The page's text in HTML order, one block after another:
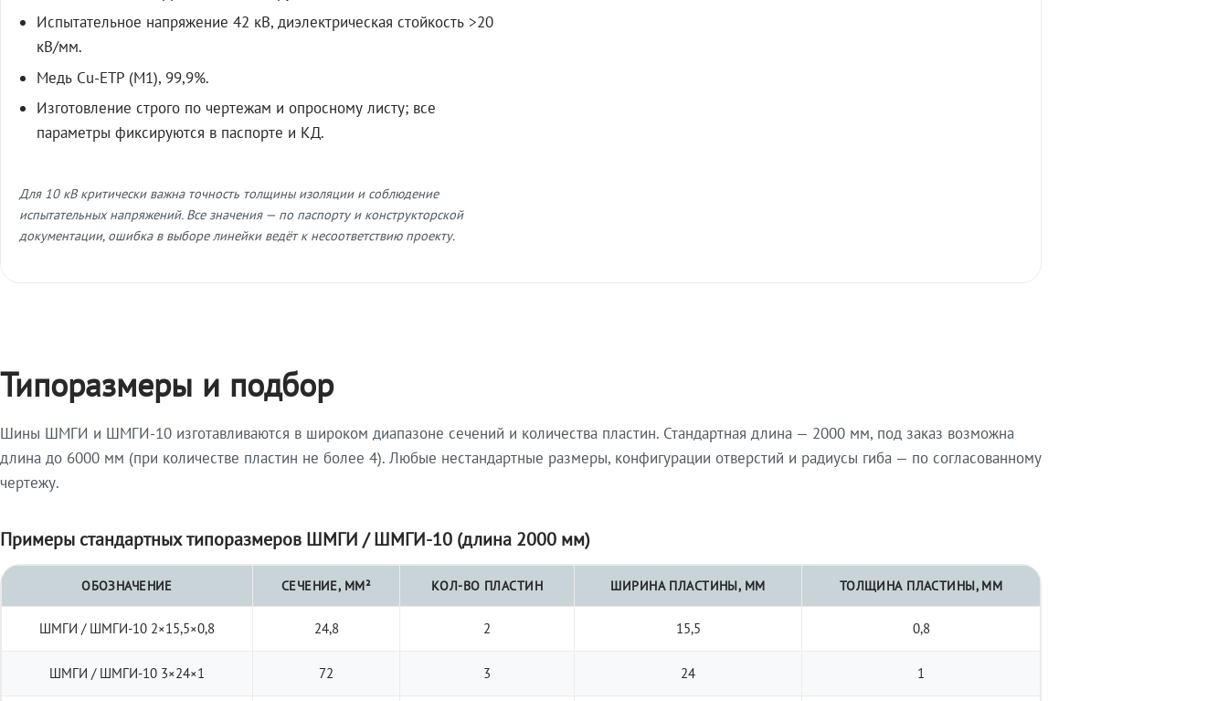
Испытательное напряжение 42 кВ, диэлектрическая стойкость >20
кВ/мм.
Медь Cu-ETP (M1), 99,9%.
Изготовление строго по чертежам и опросному листу; все
параметры фиксируются в паспорте и КД.
Для 10 кВ критически важна точность толщины изоляции и соблюдение
испытательных напряжений. Все значения — по паспорту и конструкторской
документации, ошибка в выборе линейки ведёт к несоответствию проекту.
Типоразмеры и подбор
Шины ШМГИ и ШМГИ-10 изготавливаются в широком диапазоне сечений и количества пластин. Стандартная длина — 2000 мм, под заказ возможна
длина до 6000 мм (при количестве пластин не более 4). Любые нестандартные размеры, конфигурации отверстий и радиусы гиба — по согласованному
чертежу.
Примеры стандартных типоразмеров ШМГИ / ШМГИ-10 (длина 2000 мм)
ОБОЗНАЧЕНИЕ СЕЧЕНИЕ, ММ² КОЛ-ВО ПЛАСТИН ШИРИНА ПЛАСТИНЫ, ММ ТОЛЩИНА ПЛАСТИНЫ, ММ
ШМГИ / ШМГИ-10 2×15,5×0,8 24,8 2 15,5 0,8
ШМГИ / ШМГИ-10 3×24×1 72 3 24 1